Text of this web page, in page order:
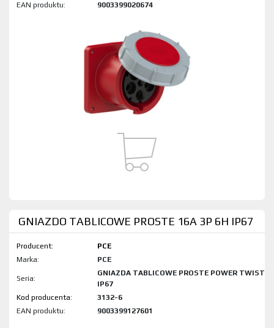
EAN produktu:
9003399020674
GNIAZDO TABLICOWE PROSTE 16A 3P 6H IP67
Producent:
PCE
Marka:
PCE
Seria:
GNIAZDA TABLICOWE PROSTE POWER TWIST
IP67
Kod produktu:
3132-6
EAN produktu:
9003399127601